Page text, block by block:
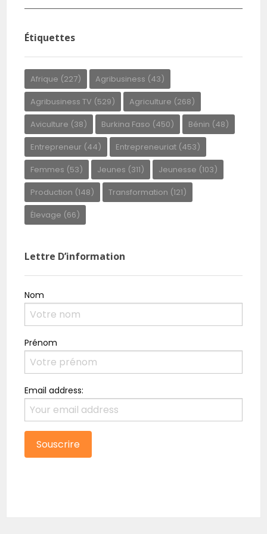
Étiquettes
Afrique (227) Agribusiness (43)
Agribusiness TV (529) Agriculture (268)
Aviculture (38) Burkina Faso (450) Bénin (48)
Entrepreneur (44) Entrepreneuriat (453)
Femmes (53) Jeunes (311) Jeunesse (103)
Production (148) Transformation (121)
Élevage (66)
Lettre D’information
Nom
Prénom
Email address: